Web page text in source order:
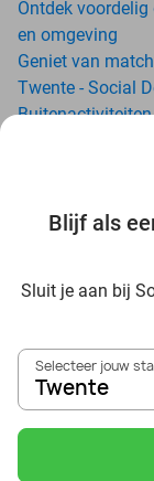
Blijf als
Sluit je aan bij
Selecteer jouw
Twente
Ontdek
en omgeving
Geniet van
Twente - Social
Ga voordelig de
Deal
Ontdek
omgeving
Voordelig
Met hoge korting
Skiën met
en indoor
Schaatsen in
Holiday on Ice